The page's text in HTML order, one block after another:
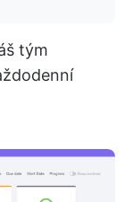
tým